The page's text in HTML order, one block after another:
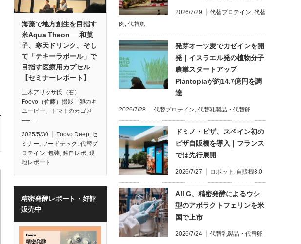
海藻で地方創生を目指す
米Aqua Theon──和菓
子、寒天ドリンク、そし
て「テキーラボール」で
目指す医療用カプセル
【セミナーレポート】
三木アリッサ氏（右）
Foovo（佐藤）撮影「卵のキ
ユーピー、トマトのカゴメ
──…
2025/5/30 Foovo Deep, セ
ミナー, フードテック , 代替プ
ロテイン, 包装, 独自レポ, 現
地レポート
精密発酵レポート・好評
販売中
2026/7/29 代替プロテイン 代替
肉 代替魚
発芽オーツ麦でカゼインを開
発｜イスラエル発の植物分子
農業スタートアップ
Plantopiaが約14.7億円を調
達
2026/7/28 代替プロテイン 代替乳製品・代替卵
ドミノ・ピザ、スペイン初の
ピザ自販機を導入｜フランス
では先行展開
2026/7/27 ロボット 自販機3.0
All G、精密発酵によるウシ
型のアポラクトフェリンを米
国で上市
2026/7/24 代替乳製品・代替卵